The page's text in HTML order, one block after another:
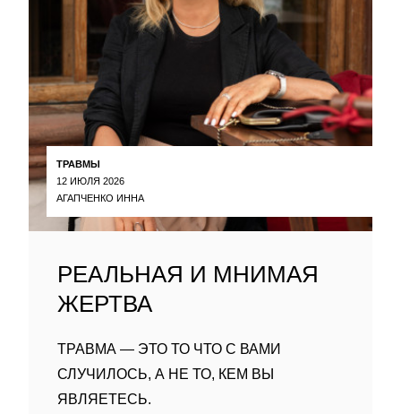
ТРАВМЫ
12 ИЮЛЯ 2026
АГАПЧЕНКО ИННА
РЕАЛЬНАЯ И МНИМАЯ
ЖЕРТВА
ТРАВМА — ЭТО ТО ЧТО С ВАМИ
СЛУЧИЛОСЬ, А НЕ ТО, КЕМ ВЫ
ЯВЛЯЕТЕСЬ.